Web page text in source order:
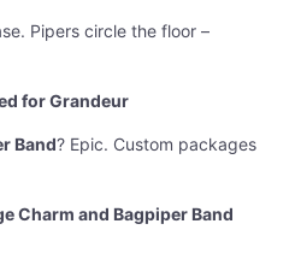
Pipers circle the floor –
for Grandeur
Band? Epic. Custom packages
Charm and Bagpiper Band